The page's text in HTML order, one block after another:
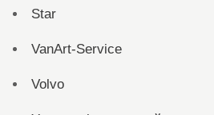
Star
VanArt-Service
Volvo